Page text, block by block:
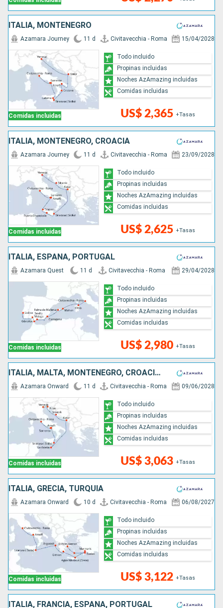
ITALIA, MONTENEGRO
Comidas incluidas
Azamara Journey 11 d Civitavecchia - Roma 15/04/2028
US$ 2,365 +Tasas
Todo incluido
Propinas incluidas
Noches AzAmazing incluidas
Comidas incluidas
ITALIA, MONTENEGRO, CROACIA
Comidas incluidas
Azamara Journey 11 d Civitavecchia - Roma 23/09/2028
US$ 2,625 +Tasas
Todo incluido
Propinas incluidas
Noches AzAmazing incluidas
Comidas incluidas
ITALIA, ESPAÑA, PORTUGAL
Comidas incluidas
Azamara Quest 11 d Civitavecchia - Roma 29/04/2028
US$ 2,980 +Tasas
Todo incluido
Propinas incluidas
Noches AzAmazing incluidas
Comidas incluidas
ITALIA, MALTA, MONTENEGRO, CROACIA, ESLOVENIA
Comidas incluidas
Azamara Onward 11 d Civitavecchia - Roma 09/06/2028
US$ 3,063 +Tasas
Todo incluido
Propinas incluidas
Noches AzAmazing incluidas
Comidas incluidas
ITALIA, GRECIA, TURQUÍA
Comidas incluidas
Azamara Onward 10 d Civitavecchia - Roma 06/08/2027
US$ 3,122 +Tasas
Todo incluido
Propinas incluidas
Noches AzAmazing incluidas
Comidas incluidas
ITALIA, FRANCIA, ESPAÑA, PORTUGAL